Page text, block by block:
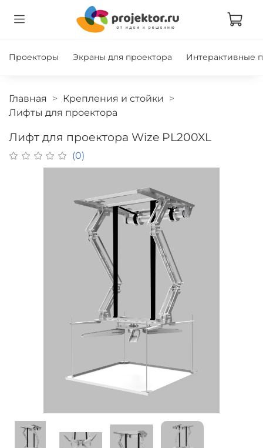
Проекторы Экраны для проектора Интерактивные
Главная
Крепления и стойки
Лифты для проектора
Лифт для проектора Wize PL200XL
(0)